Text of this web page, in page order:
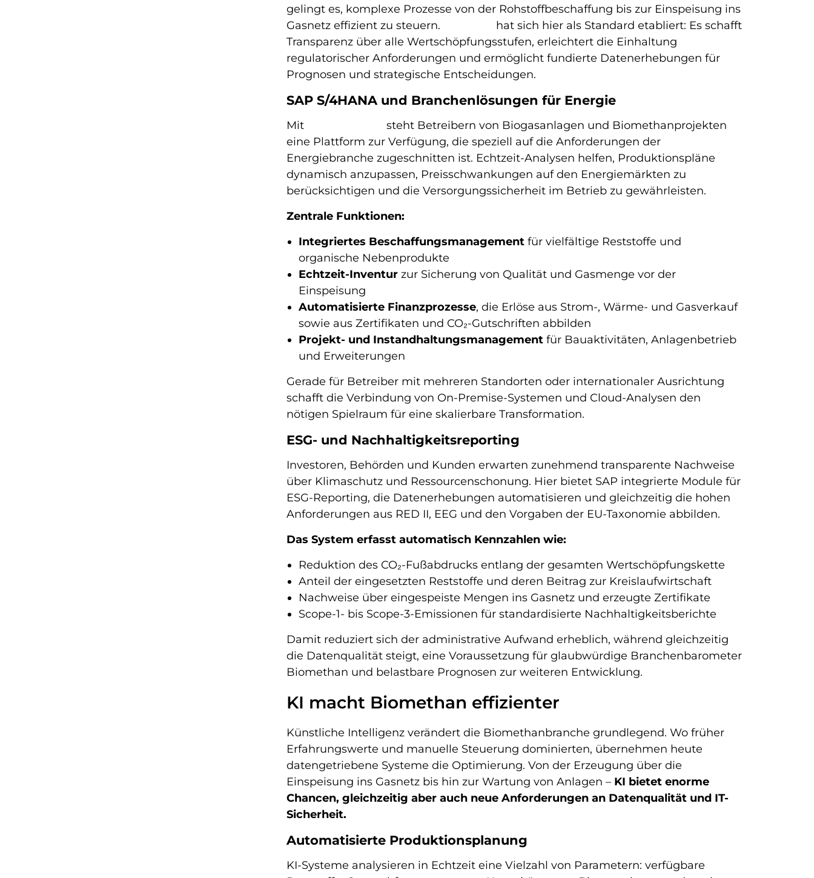
gelingt es, komplexe Prozesse von der Rohstoffbeschaffung bis zur Einspeisung ins
Gasnetz effizient zu steuern.
hat sich hier als Standard etabliert: Es schafft
Transparenz über alle Wertschöpfungsstufen, erleichtert die Einhaltung
regulatorischer Anforderungen und ermöglicht fundierte Datenerhebungen für
Prognosen und strategische Entscheidungen.
SAP S/4HANA und Branchenlösungen für Energie
Mit
steht Betreibern von Biogasanlagen und Biomethanprojekten
eine Plattform zur Verfügung, die speziell auf die Anforderungen der
Energiebranche zugeschnitten ist. Echtzeit-Analysen helfen, Produktionspläne
dynamisch anzupassen, Preisschwankungen auf den Energiemärkten zu
berücksichtigen und die Versorgungssicherheit im Betrieb zu gewährleisten.
Zentrale Funktionen:
Integriertes Beschaffungsmanagement für vielfältige Reststoffe und
organische Nebenprodukte
Echtzeit-Inventur zur Sicherung von Qualität und Gasmenge vor der
Einspeisung
Automatisierte Finanzprozesse, die Erlöse aus Strom-, Wärme- und Gasverkauf
sowie aus Zertifikaten und CO₂-Gutschriften abbilden
Projekt- und Instandhaltungsmanagement für Bauaktivitäten, Anlagenbetrieb
und Erweiterungen
Gerade für Betreiber mit mehreren Standorten oder internationaler Ausrichtung
schafft die Verbindung von On-Premise-Systemen und Cloud-Analysen den
nötigen Spielraum für eine skalierbare Transformation.
ESG- und Nachhaltigkeitsreporting
Investoren, Behörden und Kunden erwarten zunehmend transparente Nachweise
über Klimaschutz und Ressourcenschonung. Hier bietet SAP integrierte Module für
ESG-Reporting, die Datenerhebungen automatisieren und gleichzeitig die hohen
Anforderungen aus RED II, EEG und den Vorgaben der EU-Taxonomie abbilden.
Das System erfasst automatisch Kennzahlen wie:
Reduktion des CO₂-Fußabdrucks entlang der gesamten Wertschöpfungskette
Anteil der eingesetzten Reststoffe und deren Beitrag zur Kreislaufwirtschaft
Nachweise über eingespeiste Mengen ins Gasnetz und erzeugte Zertifikate
Scope-1- bis Scope-3-Emissionen für standardisierte Nachhaltigkeitsberichte
Damit reduziert sich der administrative Aufwand erheblich, während gleichzeitig
die Datenqualität steigt, eine Voraussetzung für glaubwürdige Branchenbarometer
Biomethan und belastbare Prognosen zur weiteren Entwicklung.
KI macht Biomethan effizienter
Künstliche Intelligenz verändert die Biomethanbranche grundlegend. Wo früher
Erfahrungswerte und manuelle Steuerung dominierten, übernehmen heute
datengetriebene Systeme die Optimierung. Von der Erzeugung über die
Einspeisung ins Gasnetz bis hin zur Wartung von Anlagen – KI bietet enorme
Chancen, gleichzeitig aber auch neue Anforderungen an Datenqualität und IT-
Sicherheit.
Automatisierte Produktionsplanung
KI-Systeme analysieren in Echtzeit eine Vielzahl von Parametern: verfügbare